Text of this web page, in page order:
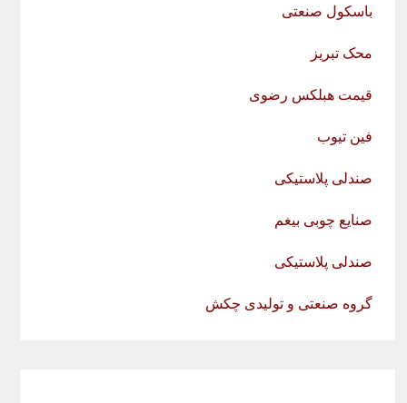
باسکول صنعتی
محک تبریز
قیمت هبلکس رضوی
فین تیوب
صندلی پلاستیکی
صنایع چوبی بیغم
صندلی پلاستیکی
گروه صنعتی و تولیدی چکش